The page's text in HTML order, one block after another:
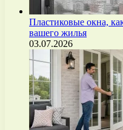
Пластиковые окна,
вашего жилья
03.07.2026